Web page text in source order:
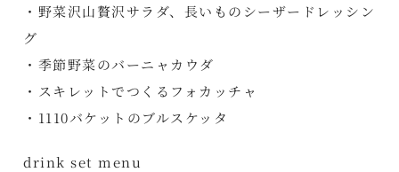
・野菜沢山贅沢サラダ、長いものシーザードレッシン
グ
・季節野菜のバーニャカウダ
・スキレットでつくるフォカッチャ
・1110バケットのブルスケッタ
drink set menu